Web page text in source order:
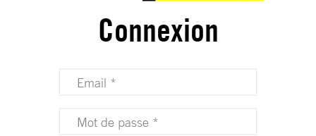
Connexion
Votre adresse email (obligatoire)
Votre mot de passe (obligatoire)